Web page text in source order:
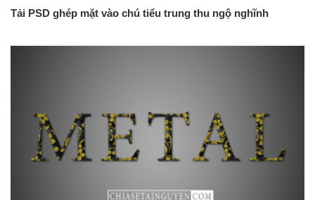
Tải PSD ghép mặt vào chú tiểu trung thu ngộ nghĩnh